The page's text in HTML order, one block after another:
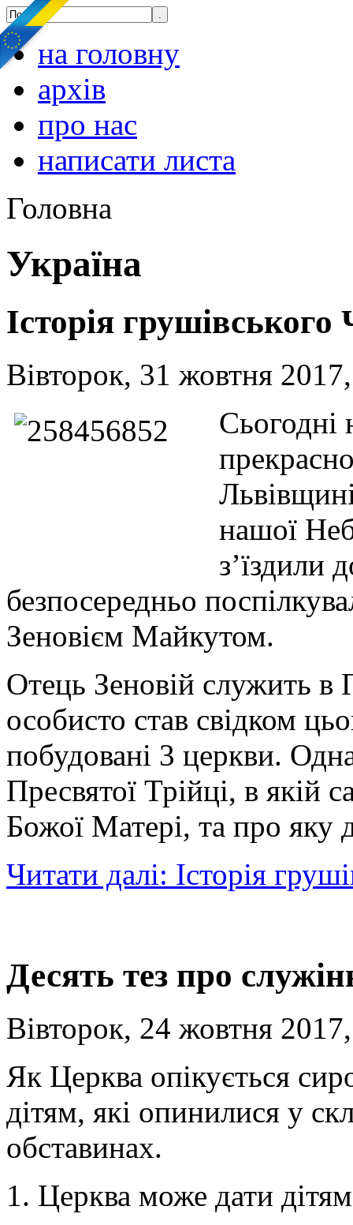
на головну
архів
про нас
написати листа
Головна
Україна
Історія грушівського
Вівторок, 31 жовтня
Сьогодні
нашої
з’їздили
безпосередньо
Зеновієм Майкутом.
Отець Зеновій служить в
особисто став свідком
побудовані 3 церкви.
Пресвятої Трійці, в якій
Божої Матері, та про яку
Читати далі: Історія
Десять тез про
Вівторок, 24 жовтня
Як Церква опікується
дітям, які опинилися у
обставинах.
1. Церква може дати